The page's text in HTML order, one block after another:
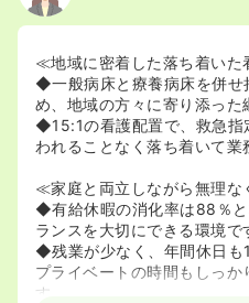
≪地域に密着した落ち着い
◆一般病床と療養病床を併せ
め、地域の方々に寄り添った
◆15:1の看護配置で、救急指
われることなく落ち着いて業
≪家庭と両立しながら無理
◆有給休暇の消化率は88％
ランスを大切にできる環境で
◆残業が少なく、年間休日も
プライベートの時間もしっ
す。